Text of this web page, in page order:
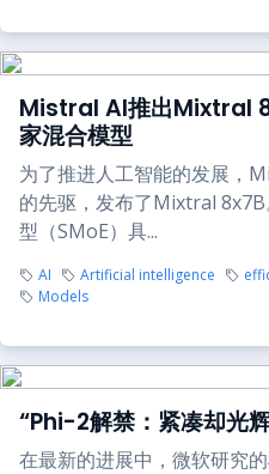
Mistral AI推出Mixtral
家混合模型
为了推进人工智能的发展，
的先驱，发布了Mixtral
型（SMoE）具...
AI Artificial intelligence
Models
“Phi-2解禁：紧凑却光
在最新的进展中，微软研究